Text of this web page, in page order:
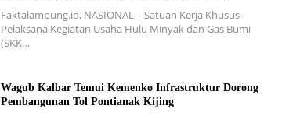
Faktalampung.id, NASIONAL – Satuan Kerja Khusus
Pelaksana Kegiatan Usaha Hulu Minyak dan Gas Bumi
(SKK…
Wagub Kalbar Temui Kemenko Infrastruktur Dorong
Pembangunan Tol Pontianak Kijing